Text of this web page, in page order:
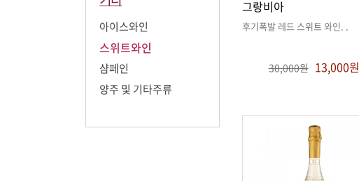
아이스와인
스위트와인
샴페인
양주 및 기타주류
그랑비아
후기폭발 레드 스위트 와인. .
30,000원 13,000원